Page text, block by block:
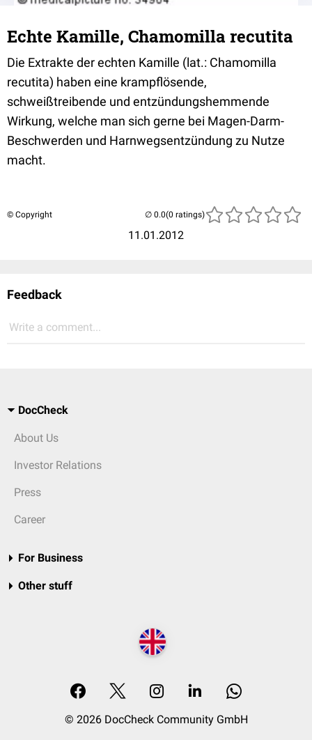
Echte Kamille, Chamomilla recutita
Die Extrakte der echten Kamille (lat.: Chamomilla
recutita) haben eine krampflösende,
schweißtreibende und entzündungshemmende
Wirkung, welche man sich gerne bei Magen-Darm-
Beschwerden und Harnwegsentzündung zu Nutze
macht.
© Copyright
11.01.2012
(0 ratings)
Feedback
Write a comment...
DocCheck
About Us
Investor Relations
Press
Career
For Business
Other stuff
© 2026 DocCheck Community GmbH